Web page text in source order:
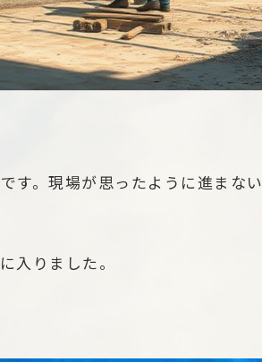
す。現場が思ったように進まない
入りました。